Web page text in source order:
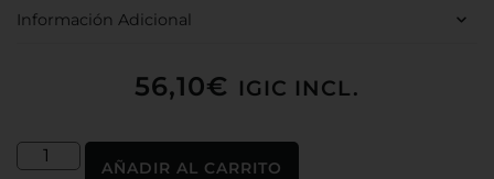
Información Adicional
56,10€ IGIC INCL.
AÑADIR AL CARRITO